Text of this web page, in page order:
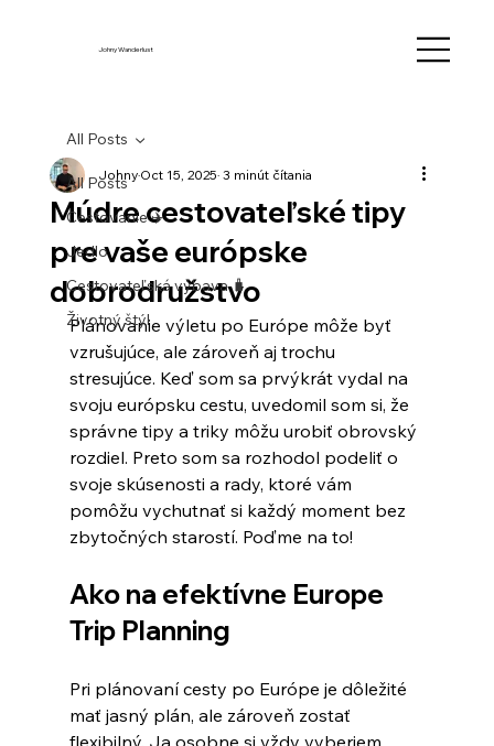
Johny Wanderlust
All Posts
Cestovanie ✈️
Jedlo
Cestovateľská výbava 🧳
Životný štýl
All Posts
Múdre cestovateľské tipy
pre vaše európske
dobrodružstvo
JohnyOct 15, 20253 minút čítania
Plánovanie výletu po Európe môže byť
vzrušujúce, ale zároveň aj trochu
stresujúce. Keď som sa prvýkrát vydal na
svoju európsku cestu, uvedomil som si, že
správne tipy a triky môžu urobiť obrovský
rozdiel. Preto som sa rozhodol podeliť o
svoje skúsenosti a rady, ktoré vám
pomôžu vychutnať si každý moment bez
zbytočných starostí. Poďme na to!
Ako na efektívne Europe
Trip Planning
Pri plánovaní cesty po Európe je dôležité
mať jasný plán, ale zároveň zostať
flexibilný. Ja osobne si vždy vyberiem